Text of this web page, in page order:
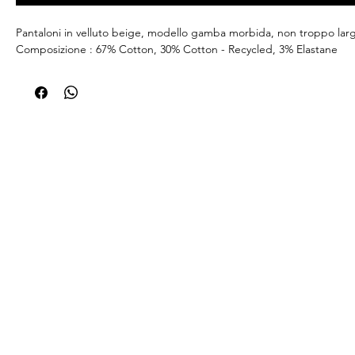
Pantaloni in velluto beige, modello gamba morbida, non troppo
Composizione : 67% Cotton, 30% Cotton - Recycled, 3% Elastane